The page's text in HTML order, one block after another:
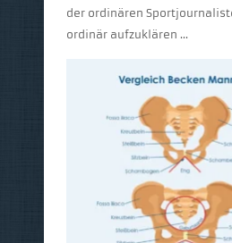
der ordinären
ordinär aufzuklären …